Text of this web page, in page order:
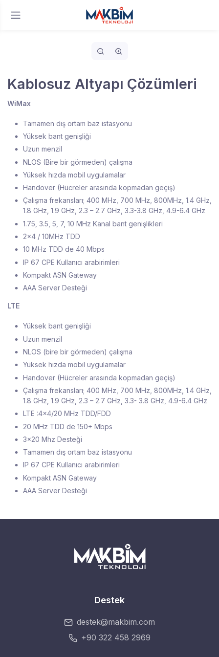
Kablosuz Altyapı Çözümleri
WiMax
Tamamen dış ortam baz istasyonu
Yüksek bant genişliği
Uzun menzil
NLOS (Bire bir görmeden) çalışma
Yüksek hızda mobil uygulamalar
Handover (Hücreler arasında kopmadan geçiş)
Çalışma frekansları; 400 MHz, 700 MHz, 800MHz, 1.4 GHz,
1.8 GHz, 1.9 GHz, 2.3 – 2.7 GHz, 3.3-3.8 GHz, 4.9-6.4 GHz
1.75, 3.5, 5, 7, 10 MHz Kanal bant genişlikleri
2x4 / 10MHz TDD
10 MHz TDD de 40 Mbps
IP 67 CPE Kullanıcı arabirimleri
Kompakt ASN Gateway
AAA Server Desteği
LTE
Yüksek bant genişliği
Uzun menzil
NLOS (bire bir görmeden) çalışma
Yüksek hızda mobil uygulamalar
Handover (Hücreler arasında kopmadan geçiş)
Çalışma frekansları; 400 MHz, 700 MHz, 800MHz, 1.4 GHz,
1.8 GHz, 1.9 GHz, 2.3 – 2.7 GHz, 3.3- 3.8 GHz, 4.9-6.4 GHz
LTE :4x4/20 MHz TDD/FDD
20 MHz TDD de 150+ Mbps
3x20 Mhz Desteği
Tamamen dış ortam baz istasyonu
IP 67 CPE Kullanıcı arabirimleri
Kompakt ASN Gateway
AAA Server Desteği
Destek
destek@makbim.com
+90 322 458 2969